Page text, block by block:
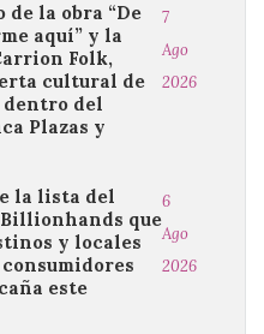
de la obra “De
aquí” y la
Folk,
cultural de
dentro del
Plazas y
7
Ago
2026
la lista del
que
y locales
este
6
Ago
2026